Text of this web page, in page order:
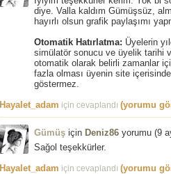
diye. Valla kaldım Gümüşsüz,
hayırlı olsun grafik paylaşımı
Otomatik Hatırlatma: Üyelerin
simülatör sonucu ve üyelik tarihi
otomatik olarak belirli zamanlar
fazla olması üyenin site
göstermez.
Hayalet_adam için cevaplandı (yorumu
Gümüş için Deniz86 yorumu (9
Sağol teşekkürler.
Hayalet_adam için cevaplandı (yorumu